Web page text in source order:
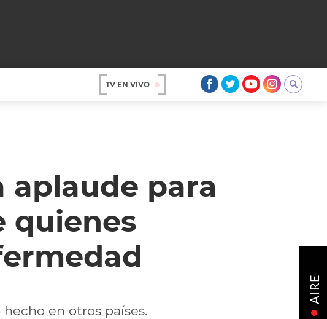
AÑOS MENOS
TV EN VIVO
aplaude para
quienes
en otros países.
AIRE